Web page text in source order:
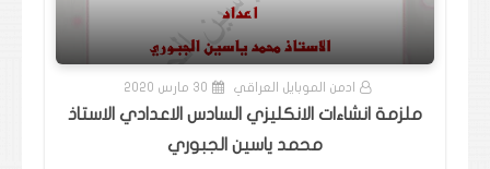
ادمن الموبايل العراقي 30 مارس 2020
ملزمة انشاءات الانكليزي السادس الاعدادي الاستاذ
محمد ياسين الجبوري